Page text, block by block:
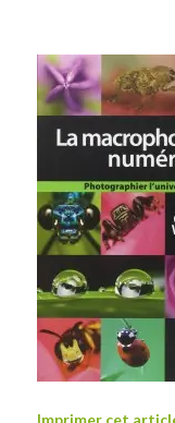
Imprimer cet